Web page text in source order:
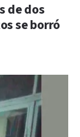
de dos
se borró